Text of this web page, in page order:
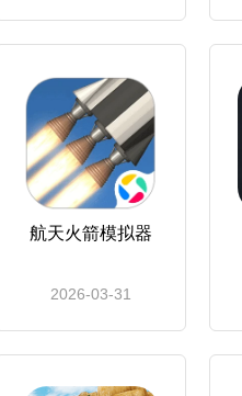
航天火箭模拟器
2026-03-31